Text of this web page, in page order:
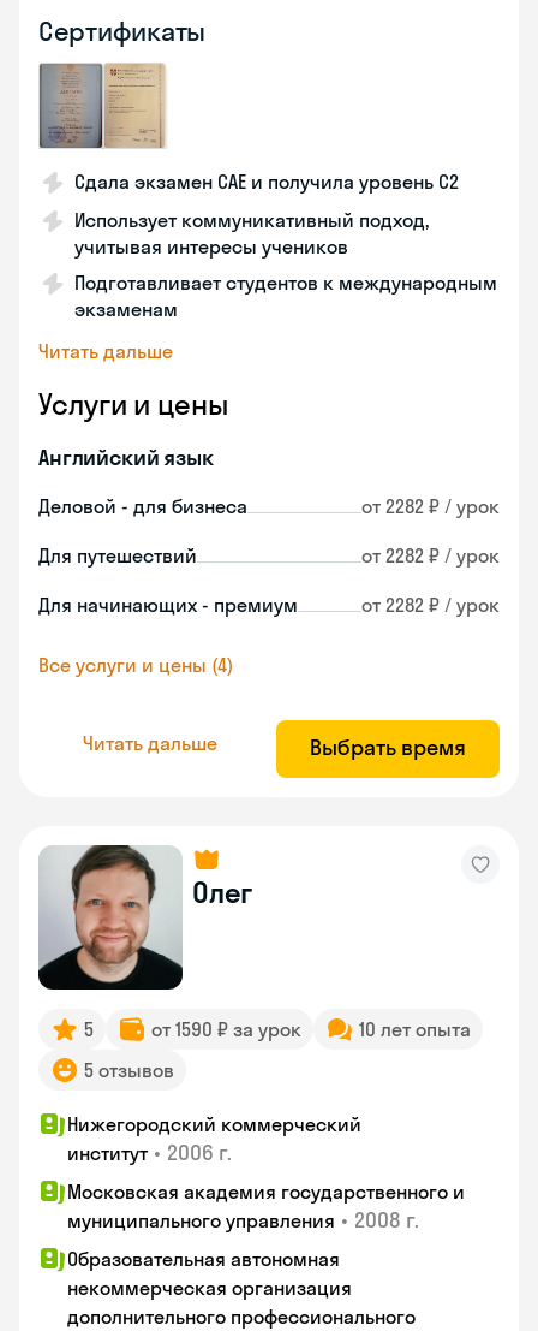
Сертификаты
Сдала экзамен CAE и получила уровень С2
Использует коммуникативный подход,
учитывая интересы учеников
Подготавливает студентов к международным
экзаменам
Читать дальше
Услуги и цены
Английский язык
Деловой - для бизнеса от 2282 ₽ / урок
Для путешествий от 2282 ₽ / урок
Для начинающих - премиум от 2282 ₽ / урок
Все услуги и цены (4)
Читать дальше Выбрать время
Олег
5 от 1590 ₽ за урок
10 лет опыта
5 отзывов
Нижегородский коммерческий
институт • 2006 г.
Московская академия государственного и
муниципального управления • 2008 г.
Образовательная автономная
некоммерческая организация
дополнительного профессионального